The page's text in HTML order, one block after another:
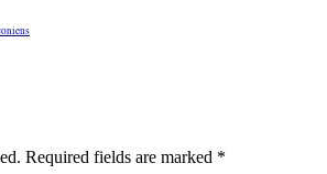
Required fields are marked *